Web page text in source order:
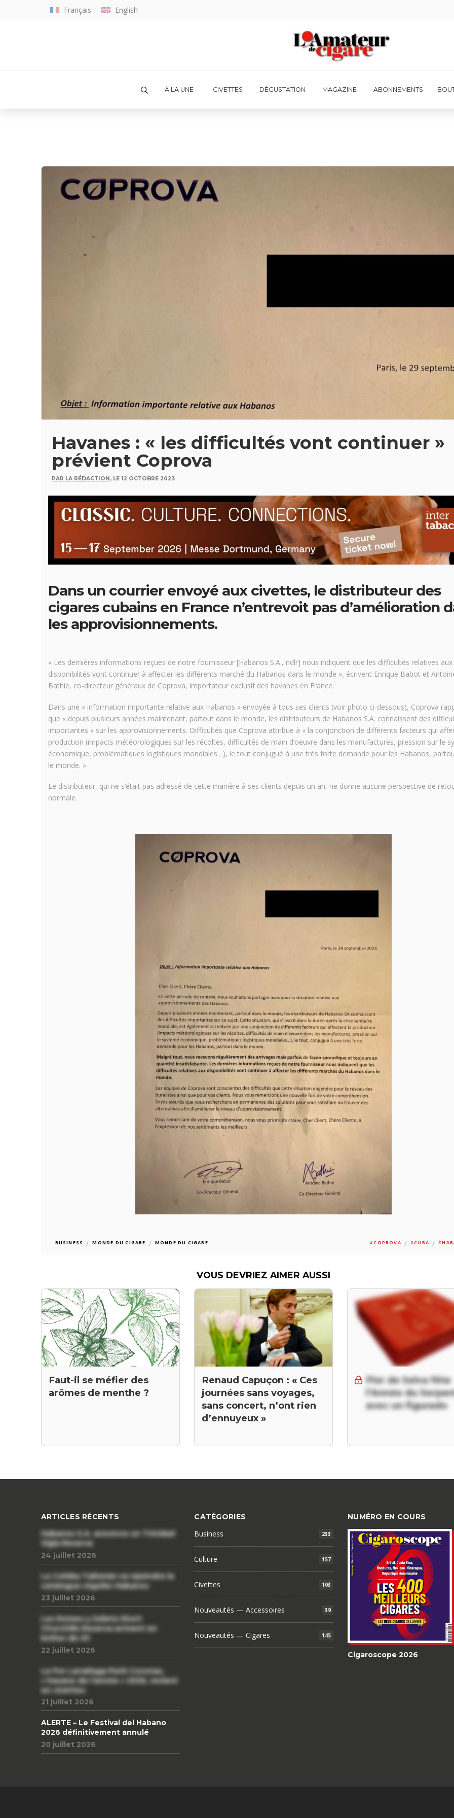
Français English
À LA UNE CIVETTES DÉGUSTATION MAGAZINE ABONNEMENTS
Havanes : « les difficultés vont continuer »
prévient Coprova
PAR LA RÉDACTION, LE 12 OCTOBRE 2023
Dans un courrier envoyé aux civettes, le distributeur des
cigares cubains en France n’entrevoit pas d’amélioration
les approvisionnements.
« Les dernières informations reçues de notre fournisseur [Habanos S.A., ndlr] nous indiquent que les difficultés relatives aux
disponibilités vont continuer à affecter les différents marché du Habanos dans le monde », écrivent Enrique Babot et
Bathie, co-directeur généraux de Coprova, importateur exclusif des havanes en France.
Dans une « information importante relative aux Habanos » envoyée à tous ses clients (voir photo ci-dessous), Coprova
que « depuis plusieurs années maintenant, partout dans le monde, les distributeurs de Habanos S.A. connaissent des
importantes » sur les approvisionnements. Difficultés que Coprova attribue à « la conjonction de différents facteurs qui
production (impacts météorologiques sur les récoltes, difficultés de main d’oeuvre dans les manufactures, pression sur le
économique, problématiques logistiques mondiales…), le tout conjugué à une très forte demande pour les Habanos,
le monde. »
Le distributeur, qui ne s’était pas adressé de cette manière à ses clients depuis un an, ne donne aucune perspective de
normale.
BUSINESS / MONDE DU CIGARE / MONDE DU CIGARE #COPROVA / #CUBA /
VOUS DEVRIEZ AIMER AUSSI
Faut-il se méfier des
arômes de menthe ?
Renaud Capuçon : « Ces
journées sans voyages,
sans concert, n’ont rien
d’ennuyeux »
Flor de Selva fête
l’Année du
avec un figurado
ARTICLES RÉCENTS
Habanos S.A. annonce un Trinidad
Vigia Reserva
24 juillet 2026
Le Cohiba Talismán va rejoindre le
catalogue régulier Habanos
23 juillet 2026
Les Romeo y Julieta Short
Churchills Reserva arrivent en
boîtes de 20
22 juillet 2026
Le Por Larrañaga Petit Coronas,
« havane de l’année » 2026, revient
en civettes
21 juillet 2026
ALERTE – Le Festival del Habano
2026 définitivement annulé
20 juillet 2026
CATÉGORIES
Business 233
Culture 157
Civettes 103
Nouveautés — Accessoires 39
Nouveautés — Cigares 145
NUMÉRO EN COURS
Cigaroscope 2026